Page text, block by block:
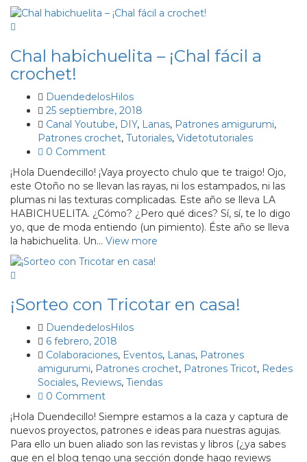
Chal habichuelita – ¡Chal fácil a
crochet!
DuendedelosHilos
25 septiembre, 2018
Canal Youtube, DIY, Lanas, Patrones amigurumi,
Patrones crochet, Tutoriales, Videtotutoriales
0 Comment
¡Hola Duendecillo! ¡Vaya proyecto chulo que te traigo! Ojo,
este Otoño no se llevan las rayas, ni los estampados, ni las
plumas ni las texturas complicadas. Este año se lleva LA
HABICHUELITA. ¿Cómo? ¿Pero qué dices? Sí, sí, te lo digo
yo, que de moda entiendo (un pimiento). Éste año se lleva
la habichuelita. Un… View more
¡Sorteo con Tricotar en casa!
DuendedelosHilos
6 febrero, 2018
Colaboraciones, Eventos, Lanas, Patrones
amigurumi, Patrones crochet, Patrones Tricot, Redes
Sociales, Reviews, Tiendas
0 Comment
¡Hola Duendecillo! Siempre estamos a la caza y captura de
nuevos proyectos, patrones e ideas para nuestras agujas.
Para ello un buen aliado son las revistas y libros (¿ya sabes
que en el blog tengo una sección donde hago reviews